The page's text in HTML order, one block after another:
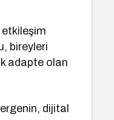
etkileşim
bireyleri
adapte olan
dijital